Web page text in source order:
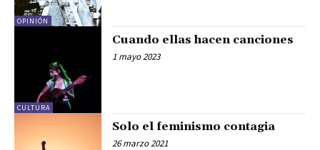
OPINIÓN
CULTURA
Cuando ellas hacen canciones
1 mayo 2023
Solo el feminismo contagia
26 marzo 2021